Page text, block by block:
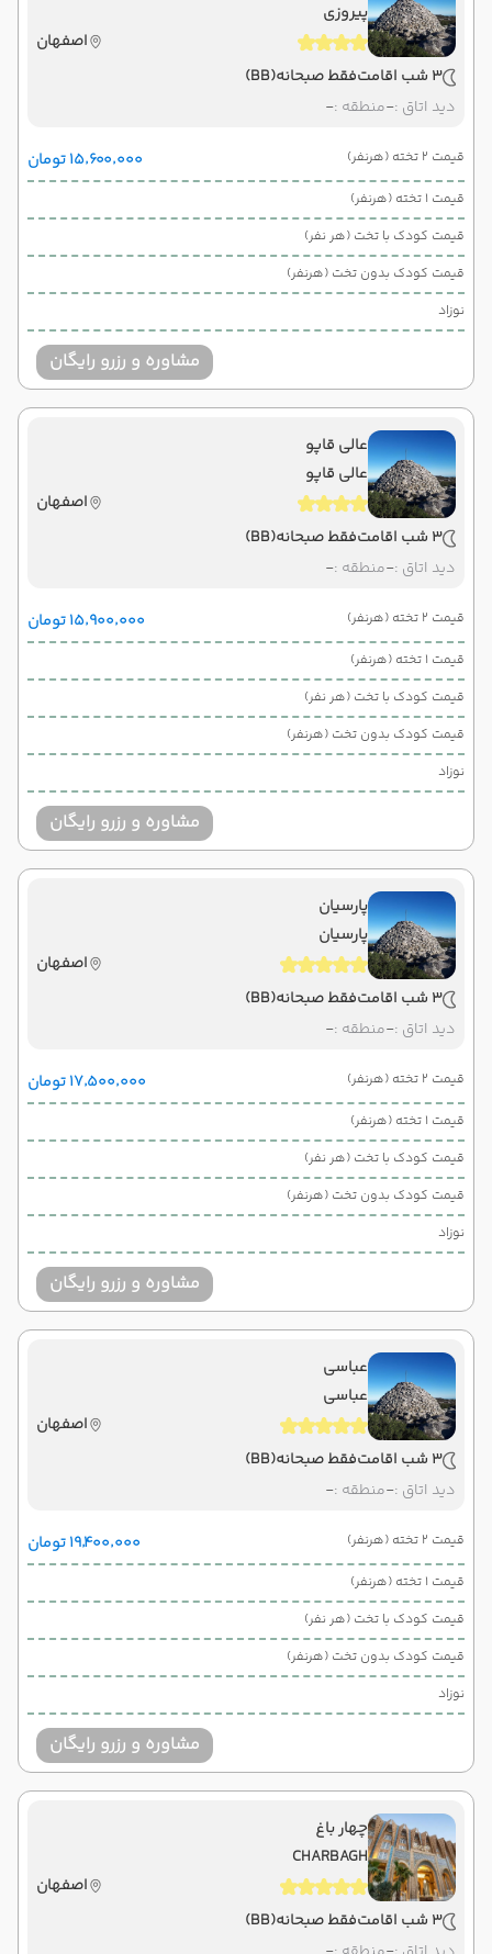
پیروزی
اصفهان
3 شب اقامت
فقط صبحانه(BB)
دید اتاق :-منطقه :-
قیمت 2 تخته (هرنفر) ۱۵٬۶۰۰٬۰۰۰ تومان
قیمت 1 تخته (هرنفر)
قیمت کودک با تخت (هر نفر)
قیمت کودک بدون تخت (هرنفر)
نوزاد
مشاوره و رزرو رایگان
عالی قاپو
عالی قاپو
اصفهان
3 شب اقامت
فقط صبحانه(BB)
دید اتاق :-منطقه :-
قیمت 2 تخته (هرنفر) ۱۵٬۹۰۰٬۰۰۰ تومان
قیمت 1 تخته (هرنفر)
قیمت کودک با تخت (هر نفر)
قیمت کودک بدون تخت (هرنفر)
نوزاد
مشاوره و رزرو رایگان
پارسیان
پارسیان
اصفهان
3 شب اقامت
فقط صبحانه(BB)
دید اتاق :-منطقه :-
قیمت 2 تخته (هرنفر) ۱۷٬۵۰۰٬۰۰۰ تومان
قیمت 1 تخته (هرنفر)
قیمت کودک با تخت (هر نفر)
قیمت کودک بدون تخت (هرنفر)
نوزاد
مشاوره و رزرو رایگان
عباسی
عباسی
اصفهان
3 شب اقامت
فقط صبحانه(BB)
دید اتاق :-منطقه :-
قیمت 2 تخته (هرنفر) ۱۹٬۴۰۰٬۰۰۰ تومان
قیمت 1 تخته (هرنفر)
قیمت کودک با تخت (هر نفر)
قیمت کودک بدون تخت (هرنفر)
نوزاد
مشاوره و رزرو رایگان
چهار باغ
CHARBAGH
اصفهان
3 شب اقامت
فقط صبحانه(BB)